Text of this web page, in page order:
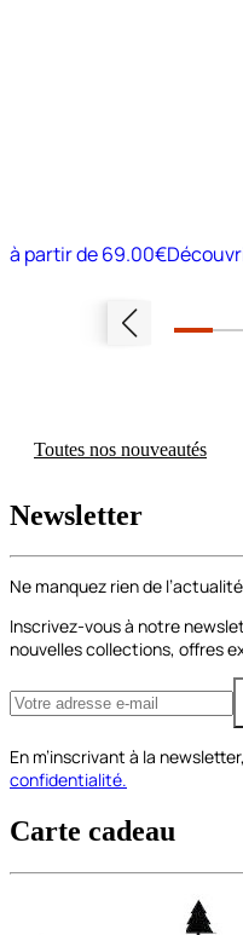
à partir de69.00€
Toutes nos nouveautés
Newsletter
Ne manquez rien de
Inscrivez-vous à notre
nouvelles collections, offres
En m’inscrivant à la
confidentialité.
Carte cadeau